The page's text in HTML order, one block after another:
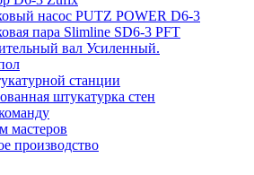
насос PUTZ POWER D6-3
пара Slimline SD6-3 PFT
вал Усиленный.
станции
штукатурка стен
мастеров
производство